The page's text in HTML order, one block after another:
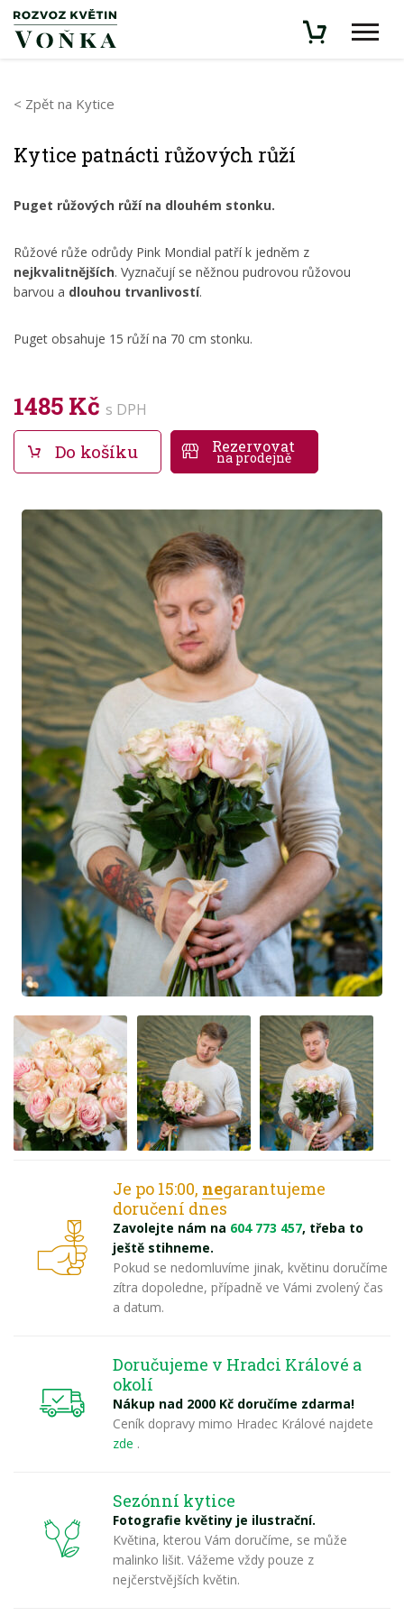
< Zpět na Kytice
Kytice patnácti růžových růží
Puget růžových růží na dlouhém stonku.
Růžové růže odrůdy Pink Mondial patří k jedněm z
nejkvalitnějších. Vyznačují se něžnou pudrovou růžovou
barvou a dlouhou trvanlivostí.
Puget obsahuje 15 růží na 70 cm stonku.
1485 Kč s DPH
Do košíku Rezervovat
na prodejně
Je po 15:00, negarantujeme
doručení dnes
Zavolejte nám na 604 773 457, třeba to
ještě stihneme.
Pokud se nedomluvíme jinak, květinu doručíme
zítra dopoledne, případně ve Vámi zvolený čas
a datum.
Doručujeme v Hradci Králové a
okolí
Nákup nad 2000 Kč doručíme zdarma!
Ceník dopravy mimo Hradec Králové najdete
zde .
Sezónní kytice
Fotografie květiny je ilustrační.
Květina, kterou Vám doručíme, se může
malinko lišit. Vážeme vždy pouze z
nejčerstvějších květin.